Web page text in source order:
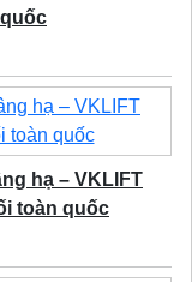
hạ – VKLIFT
toàn quốc